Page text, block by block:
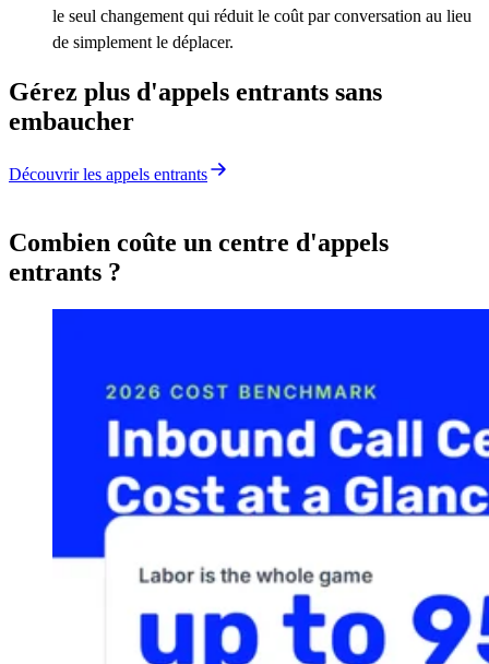
le seul changement qui réduit le coût par conversation au lieu
de simplement le déplacer.
Gérez plus d'appels entrants sans
embaucher
Découvrir les appels entrants
Combien coûte un centre d'appels
entrants ?